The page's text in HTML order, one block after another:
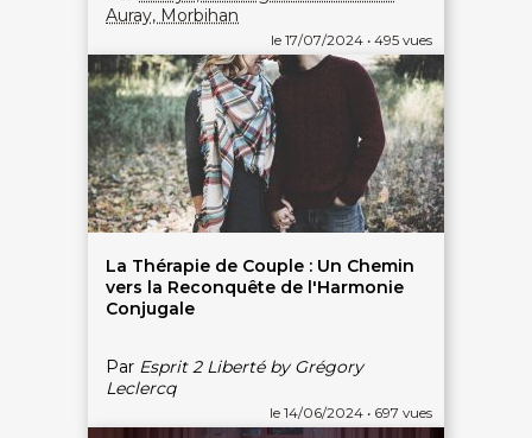
le 17/07/2024 • 495 vues
Auray, Morbihan
le 14/06/2024 • 697 vues
La Thérapie de Couple : Un Chemin
vers la Reconquête de l'Harmonie
Conjugale
Par Esprit 2 Liberté by Grégory
Leclercq